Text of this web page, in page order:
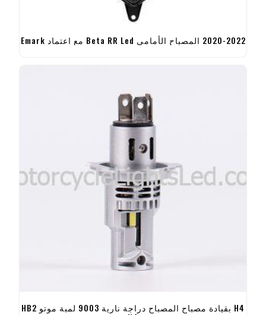
2020-2022 المصباح الأمامي Beta RR Led مع اعتماد Emark
H4 بقيادة مصباح المصباح دراجة نارية 9003 لمبة موتو HB2